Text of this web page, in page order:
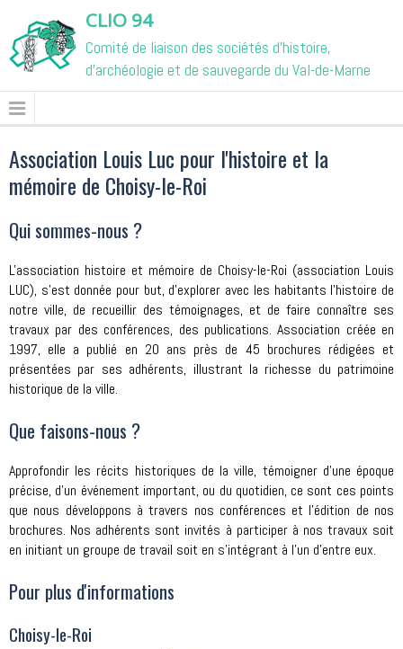
CLIO 94
Comité de liaison des sociétés d'histoire,
d'archéologie et de sauvegarde du Val-de-Marne
Association Louis Luc pour l'histoire et la
mémoire de Choisy-le-Roi
Qui sommes-nous ?
L'association histoire et mémoire de Choisy-le-Roi (association Louis
LUC), s'est donnée pour but, d'explorer avec les habitants l'histoire de
notre ville, de recueillir des témoignages, et de faire connaître ses
travaux par des conférences, des publications. Association créée en
1997, elle a publié en 20 ans près de 45 brochures rédigées et
présentées par ses adhérents, illustrant la richesse du patrimoine
historique de la ville.
Que faisons-nous ?
Approfondir les récits historiques de la ville, témoigner d'une époque
précise, d'un événement important, ou du quotidien, ce sont ces points
que nous développons à travers nos conférences et l'édition de nos
brochures. Nos adhérents sont invités à participer à nos travaux soit
en initiant un groupe de travail soit en s'intégrant à l'un d’entre eux.
Pour plus d'informations
Choisy-le-Roi